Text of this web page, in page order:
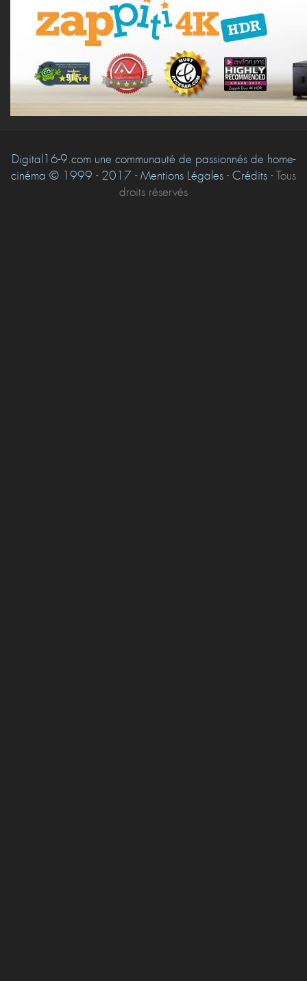
Digital16-9.com une communauté de passionnés de home-
cinéma © 1999 - 2017 - Mentions Légales - Crédits -Tous
droits réservés